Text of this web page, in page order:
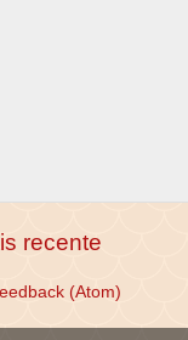
recente
(Atom)